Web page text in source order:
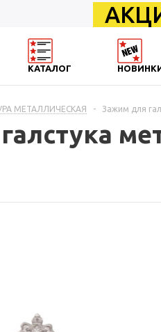
КАТАЛОГ
МЕТАЛЛИЧЕСКАЯ - Зажим для